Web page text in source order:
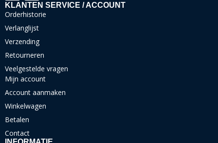
KLANTEN SERVICE / ACCOUNT
Orderhistorie
Verlanglijst
Verzending
Retourneren
Veelgestelde vragen
Mijn account
Account aanmaken
Winkelwagen
Betalen
Contact